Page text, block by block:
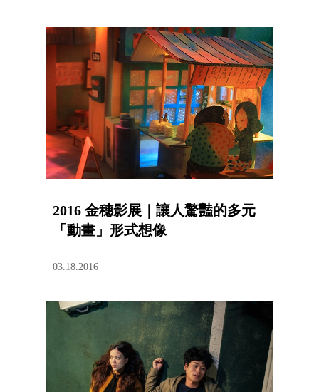
2016 金穗影展｜讓人驚豔的多元
「動畫」形式想像
03.18.2016